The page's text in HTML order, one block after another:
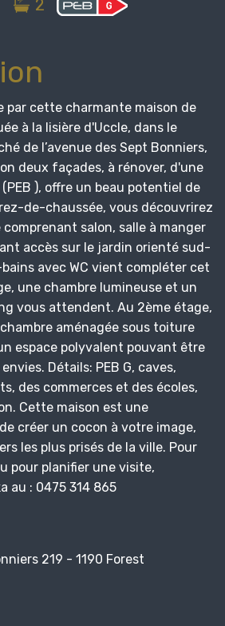
2
par cette charmante maison de
à la lisière d'Uccle, dans le
de l’avenue des Sept Bonniers,
deux façades, à rénover, d'une
(PEB ), offre un beau potentiel de
de-chaussée, vous découvrirez
comprenant salon, salle à manger
accès sur le jardin orienté sud-
avec WC vient compléter cet
une chambre lumineuse et un
vous attendent. Au 2ème étage,
aménagée sous toiture
espace polyvalent pouvant être
Détails: PEB G, caves,
des commerces et des écoles,
Cette maison est une
créer un cocon à votre image,
les plus prisés de la ville. Pour
pour planifier une visite,
au : 0475 314 865
219 - 1190 Forest